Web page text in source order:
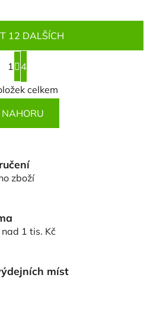
O
v
l
á
d
í
p
y
p
12 DALŠÍCH
S
t
r
á
n
k
í
1
4
celkem
NAHORU
zboží
1 tis. Kč
míst